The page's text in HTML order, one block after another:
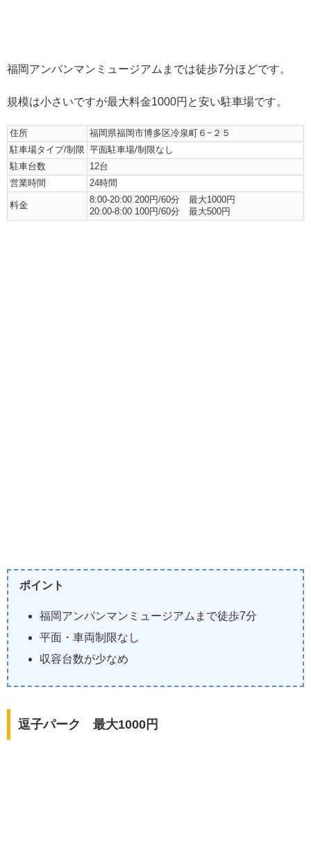
福岡アンパンマンミュージアムまでは徒歩7分ほどです。
規模は小さいですが最大料金1000円と安い駐車場です。
住所
福岡県福岡市博多区冷泉町６−２５
駐車場タイプ/制限 平面駐車場/制限なし
駐車台数
12台
営業時間
24時間
料金
8:00-20:00 200円/60分 最大1000円
20:00-8:00 100円/60分 最大500円
ポイント
福岡アンパンマンミュージアムまで徒歩7分
平面・車両制限なし
収容台数が少なめ
逗子パーク 最大1000円